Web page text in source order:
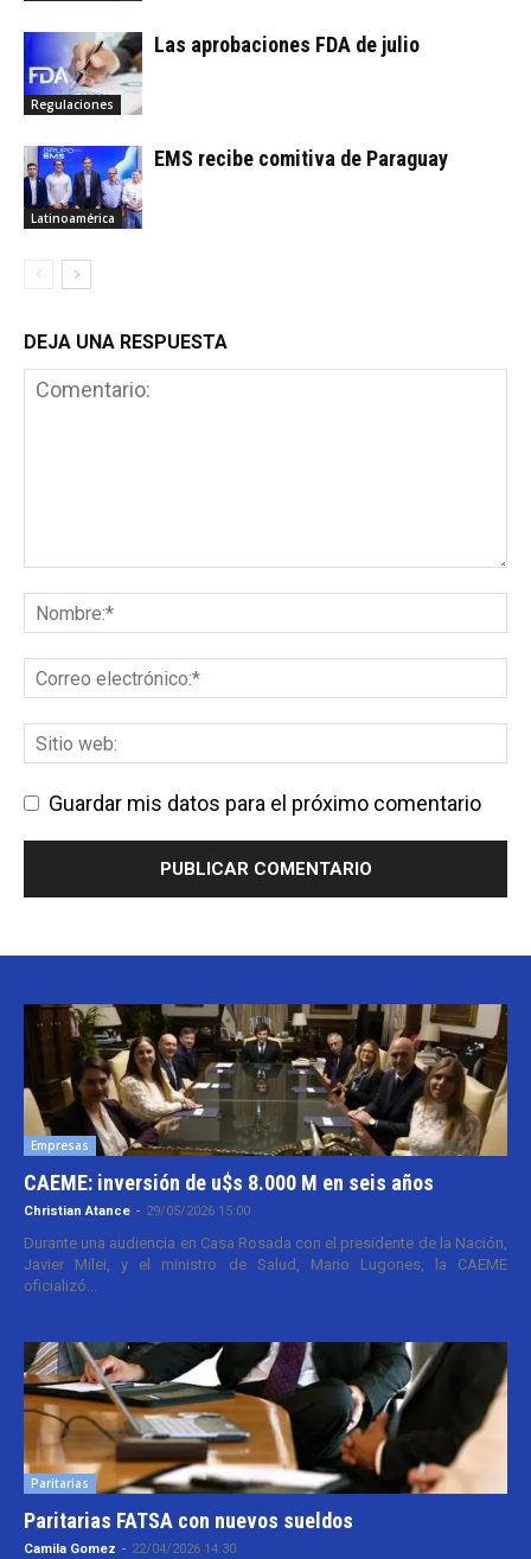
Regulaciones
Las aprobaciones FDA de julio
Latinoamérica
EMS recibe comitiva de Paraguay
DEJA UNA RESPUESTA
Guardar mis datos para el próximo comentario
Empresas
CAEME: inversión de u$s 8.000 M en seis años
Christian Atance - 29/05/2026 15:00
Durante una audiencia en Casa Rosada con el presidente de la Nación,
Javier Milei, y el ministro de Salud, Mario Lugones, la CAEME
oficializó...
Paritarias
Paritarias FATSA con nuevos sueldos
Camila Gomez - 22/04/2026 14:30